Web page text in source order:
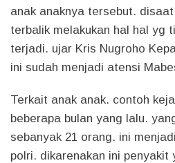
anak anaknya tersebut.
terbalik melakukan hal hal yg
terjadi. ujar Kris Nugroho
ini sudah menjadi atensi
Terkait anak anak. contoh
beberapa bulan yang lalu.
sebanyak 21 orang. ini
polri. dikarenakan ini penyakit